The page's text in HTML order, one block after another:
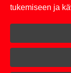
tukemiseen ja